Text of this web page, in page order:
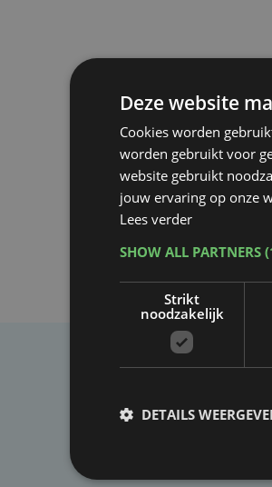
Deze website
Cookies worden
worden gebruikt voor
website gebruikt
jouw ervaring op onze
Lees verder
SHOW ALL PARTNERS
Strikt
noodzakelijk
DETAILS